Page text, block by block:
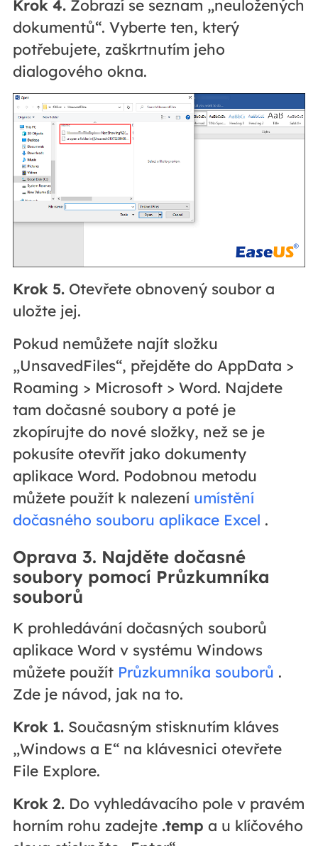
Krok 4.Zobrazí se seznam „neuložených
dokumentů“. Vyberte ten, který
potřebujete, zaškrtnutím jeho
dialogového okna.
Krok 5.Otevřete obnovený soubor a
uložte jej.
Pokud nemůžete najít složku
„UnsavedFiles“, přejděte do AppData >
Roaming > Microsoft > Word. Najdete
tam dočasné soubory a poté je
zkopírujte do nové složky, než se je
pokusíte otevřít jako dokumenty
aplikace Word. Podobnou metodu
můžete použít k nalezení umístění
dočasného souboru aplikace Excel .
Oprava 3. Najděte dočasné
soubory pomocí Průzkumníka
souborů
K prohledávání dočasných souborů
aplikace Word v systému Windows
můžete použít Průzkumníka souborů .
Zde je návod, jak na to.
Krok 1.Současným stisknutím kláves
„Windows a E“ na klávesnici otevřete
File Explore.
Krok 2.Do vyhledávacího pole v pravém
horním rohu zadejte .temp a u klíčového